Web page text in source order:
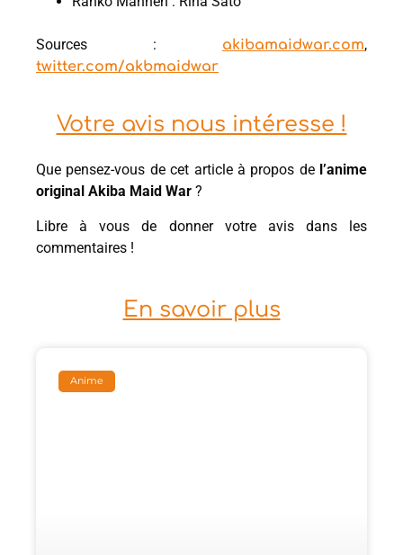
Sources : akibamaidwar.com,
twitter.com/akbmaidwar
Votre avis nous intéresse !
Que pensez-vous de cet article à propos de l’anime
original Akiba Maid War ?
Libre à vous de donner votre avis dans les
commentaires !
En savoir plus
Anime